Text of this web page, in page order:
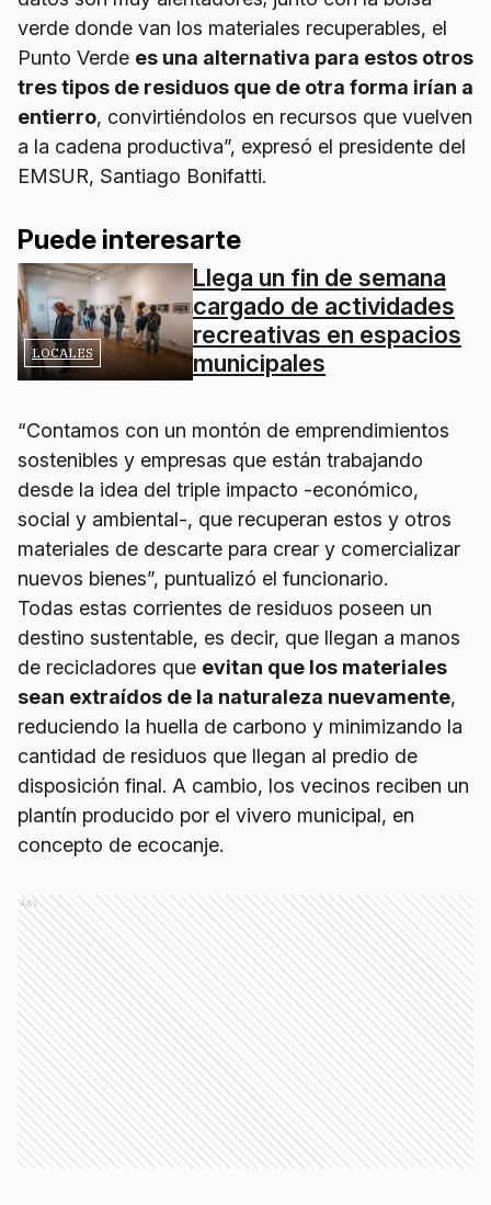
verde donde van los materiales recuperables, el
Punto Verde es una alternativa para estos otros
tres tipos de residuos que de otra forma irían a
entierro, convirtiéndolos en recursos que vuelven
a la cadena productiva”, expresó el presidente del
EMSUR, Santiago Bonifatti.
Puede interesarte
LOCALES
Llega un fin de semana
cargado de actividades
recreativas en espacios
municipales
“Contamos con un montón de emprendimientos
sostenibles y empresas que están trabajando
desde la idea del triple impacto -económico,
social y ambiental-, que recuperan estos y otros
materiales de descarte para crear y comercializar
nuevos bienes”, puntualizó el funcionario.
Todas estas corrientes de residuos poseen un
destino sustentable, es decir, que llegan a manos
de recicladores que evitan que los materiales
sean extraídos de la naturaleza nuevamente,
reduciendo la huella de carbono y minimizando la
cantidad de residuos que llegan al predio de
disposición final. A cambio, los vecinos reciben un
plantín producido por el vivero municipal, en
concepto de ecocanje.
Ads